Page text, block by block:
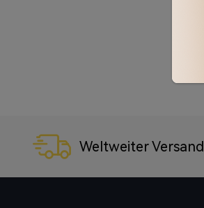
Weltweiter Versand